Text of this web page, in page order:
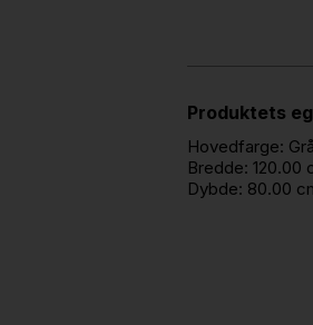
Produktets
Hovedfarge: Grå
Bredde: 120.00
Dybde: 80.00